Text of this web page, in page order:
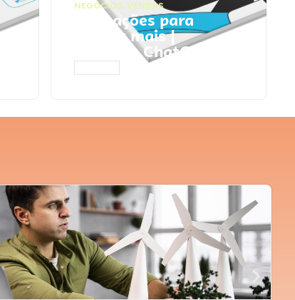
NEGÓCIOS, VENDAS
Faça ações para
vender mais |
Prompts ChatGPT